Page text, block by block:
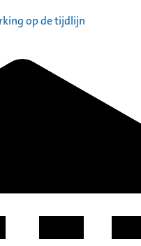
op de tijdlijn